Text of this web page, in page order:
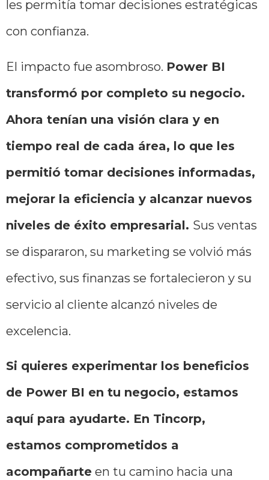
les permitía tomar decisiones estratégicas
con confianza.
El impacto fue asombroso. Power BI
transformó por completo su negocio.
Ahora tenían una visión clara y en
tiempo real de cada área, lo que les
permitió tomar decisiones informadas,
mejorar la eficiencia y alcanzar nuevos
niveles de éxito empresarial. Sus ventas
se dispararon, su marketing se volvió más
efectivo, sus finanzas se fortalecieron y su
servicio al cliente alcanzó niveles de
excelencia.
Si quieres experimentar los beneficios
de Power BI en tu negocio, estamos
aquí para ayudarte. En Tincorp,
estamos comprometidos a
acompañarte en tu camino hacia una